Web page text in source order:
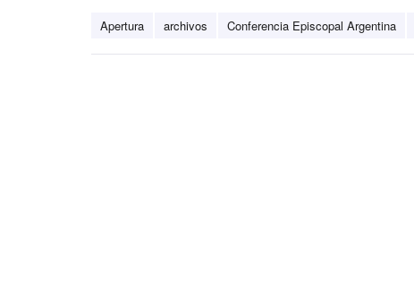
Apertura archivos Conferencia Episcopal Argentina